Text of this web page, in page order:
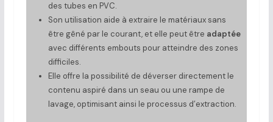
des tubes en PVC.
Son utilisation aide à extraire le matériaux sans
être gêné par le courant, et elle peut être adaptée
avec différents embouts pour atteindre des zones
difficiles.
Elle offre la possibilité de déverser directement le
contenu aspiré dans un seau ou une rampe de
lavage, optimisant ainsi le processus d’extraction.